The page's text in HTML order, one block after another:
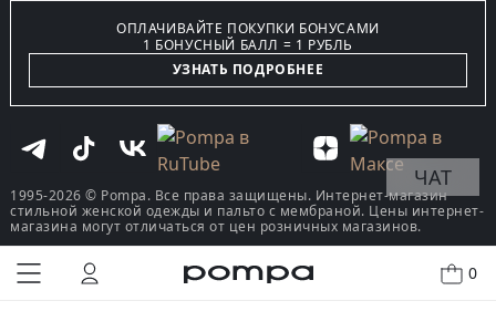
0
КУПИТЬ В ОДИН КЛИК
ОПЛАЧИВАЙТЕ ПОКУПКИ БОНУСАМИ
1 БОНУСНЫЙ БАЛЛ = 1 РУБЛЬ
УЗНАТЬ ПОДРОБНЕЕ
1995-2026 © Pompa. Все права защищены. Интернет-магазин
стильной женской одежды и пальто с мембраной. Цены интернет-
магазина могут отличаться от цен розничных магазинов.
ЧАТ